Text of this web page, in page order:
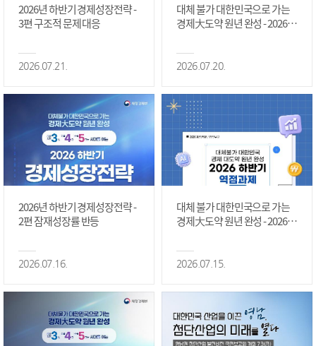
2026년 하반기 경제성장전략 -
3편 구조적 문제 대응
2026.07.21.
대체 불가 대한민국으로 가는
경제大도약 원년 완성 - 2026 하
정상화 #2편
2026.07.20.
2026년 하반기 경제성장전략 -
2편 잠재성장률 반등
2026.07.16.
대체 불가 대한민국으로 가는
경제大도약 원년 완성 - 2026 하
2026.07.15.